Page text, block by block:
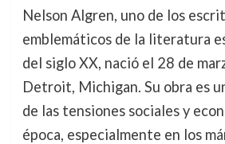
Nelson Algren, uno de los
emblemáticos de la literatura
del siglo XX, nació el 28 de
Detroit, Michigan. Su obra es
de las tensiones sociales y
época, especialmente en los